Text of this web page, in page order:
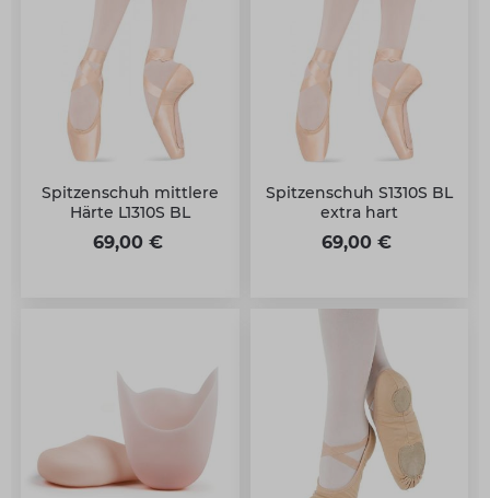
Spitzenschuh mittlere
Härte L1310S BL
69,00 €
Spitzenschuh S1310S BL
extra hart
69,00 €